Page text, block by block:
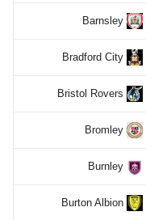
Barnsley
Bradford City
Bristol Rovers
Bromley
Burnley
Burton Albion